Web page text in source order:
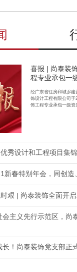
喜报 | 尚泰装
程专业承包一
经广东省住房和城乡
饰设计工程有限公司于
饰工程专业承包一级资
秀设计和工程项目集锦
新春特别年会，同创造
艰 | 尚泰装饰全面开
主义先行示范区，尚
！尚泰装饰党支部正